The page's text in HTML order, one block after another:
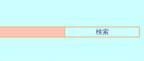
検索